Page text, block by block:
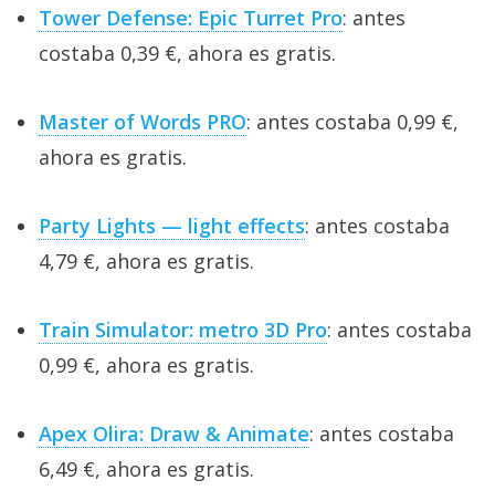
Tower Defense: Epic Turret Pro: antes
costaba 0,39 €, ahora es gratis.
Master of Words PRO: antes costaba 0,99 €,
ahora es gratis.
Party Lights — light effects: antes costaba
4,79 €, ahora es gratis.
Train Simulator: metro 3D Pro: antes costaba
0,99 €, ahora es gratis.
Apex Olira: Draw & Animate: antes costaba
6,49 €, ahora es gratis.